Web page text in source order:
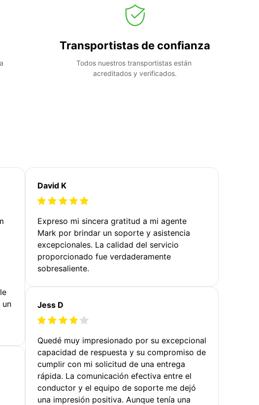
Transportistas de confianza
Todos nuestros transportistas están
acreditados y verificados.
un
David K
Expreso mi sincera gratitud a mi agente
Mark por brindar un soporte y asistencia
excepcionales. La calidad del servicio
proporcionado fue verdaderamente
sobresaliente.
Jess D
Quedé muy impresionado por su excepcional
capacidad de respuesta y su compromiso de
cumplir con mi solicitud de una entrega
rápida. La comunicación efectiva entre el
conductor y el equipo de soporte me dejó
una impresión positiva. Aunque tenía una